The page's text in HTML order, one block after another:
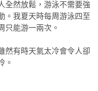
全然放鬆，游泳不需要強
。我夏天時每周游泳四至
只能游一兩次。
然有時天氣太冷會令人卻
。